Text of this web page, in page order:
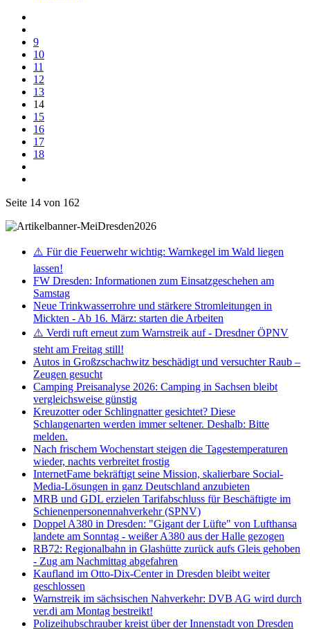
9
10
11
12
13
14
15
16
17
18
Seite 14 von 162
⚠️ Für die Feuerwehr wichtig: Warnkegel im Wald liegen
lassen!
FW Dresden: Informationen zum Einsatzgeschehen am
Samstag
Neue Trinkwasserrohre und stärkere Stromleitungen in
Mickten - Ab 16. März: starten die Arbeiten
⚠️ Verdi ruft erneut zum Warnstreik auf - Dresdner ÖPNV
steht am Freitag still!
Autos in Großzschachwitz beschädigt und versuchter Raub –
Zeugen gesucht
Camping Preisanalyse 2026: Camping in Sachsen bleibt
vergleichsweise günstig
Kreuzotter oder Schlingnatter gesichtet? Diese
Schlangenarten werden immer seltener. Deshalb: Bitte
melden.
Nach frischem Wochenstart steigen die Tagestemperaturen
wieder, nachts verbreitet frostig
InternetFame bekräftigt seine Mission, skalierbare Social-
Media-Lösungen in ganz Deutschland anzubieten
MRB und GDL erzielen Tarifabschluss für Beschäftigte im
Schienenpersonennahverkehr (SPNV)
Doppel A380 in Dresden: "Gigant der Lüfte" von Lufthansa
landete am Sonntag - weißer A380 aus der Halle gezogen
RB72: Regionalbahn in Glashütte zurück aufs Gleis gehoben
- Zug am Nachmittag abgefahren
Kaufland im Otto-Dix-Center in Dresden bleibt weiter
geschlossen
Warnstreik im sächsischen Nahverkehr: DVB AG wird durch
ver.di am Montag bestreikt!
Polizeihubschrauber kreist über der Innenstadt von Dresden